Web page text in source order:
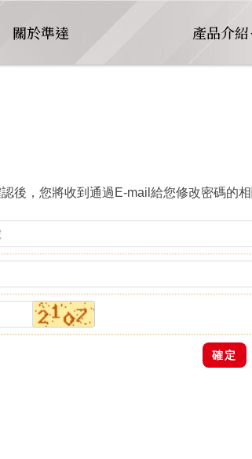
關於準達 產品介紹
後，您將收到通過E-mail給您修改密碼的相
確定